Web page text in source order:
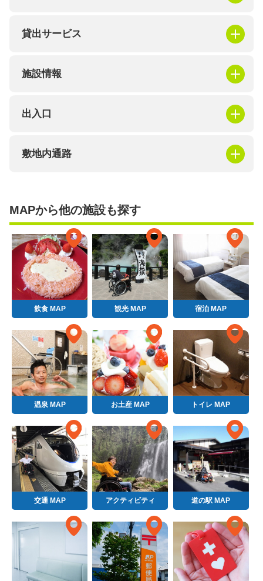
貸出サービス
施設情報
出入口
敷地内通路
MAPから他の施設も探す
飲食 MAP 観光 MAP 宿泊 MAP
温泉 MAP お土産 MAP トイレ MAP
交通 MAP アクティビティ 道の駅 MAP